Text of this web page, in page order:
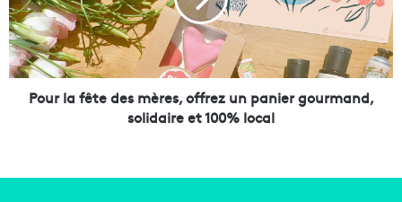
t
i
o
n
a
f
ê
t
Pour la fête des mères, offrez un panier gourmand,
solidaire et 100% local